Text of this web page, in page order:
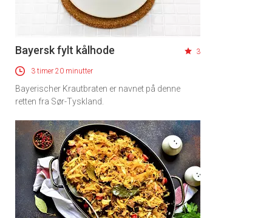
Bayersk fylt kålhode 3
3 timer 20 minutter
Bayerischer Krautbraten er navnet på denne
retten fra Sør-Tyskland.